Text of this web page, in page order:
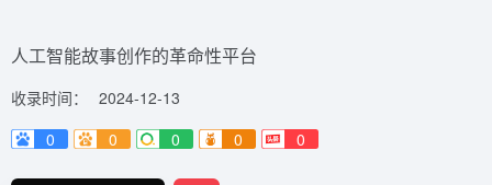
人工智能故事创作的革命性平台
收录时间：
2024-12-13
0
0 0 0 0